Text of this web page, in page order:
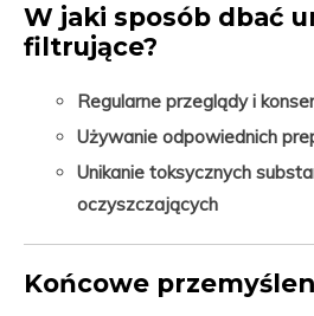
W jaki sposób dbać
filtrujące?
Regularne przeglądy i
Używanie odpowiednich
Unikanie toksycznych
oczyszczających
Końcowe